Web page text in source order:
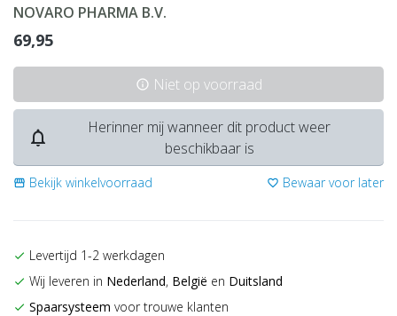
NOVARO PHARMA B.V.
69,95
info Niet op voorraad
notifications_none
Herinner mij wanneer dit product weer
beschikbaar is
storefront Bekijk winkelvoorraad favorite_border Bewaar voor later
check Levertijd 1-2 werkdagen
check Wij leveren in Nederland, België en Duitsland
check Spaarsysteem voor trouwe klanten